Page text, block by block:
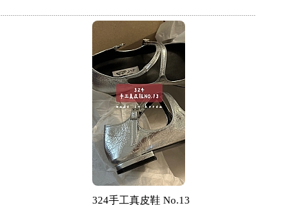
324手工真皮鞋 No.13